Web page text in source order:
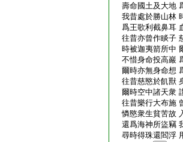
壽命國土及大地
我昔處於勝山林
爲王歌利截鼻耳
往昔亦曾作睒子
時被迦夷箭所中
不惜身命投高巖
爾時亦無身命想
往昔慈愍於飢獸
爾時空中諸天衆
往昔樂行大布施
憐愍衆生貧苦故
還爲海神所盜竊
尋時得珠還閻浮